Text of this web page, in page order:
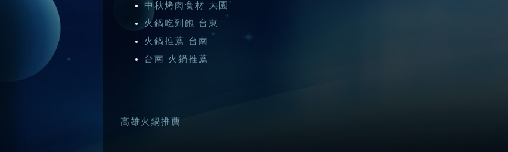
中秋烤肉食材 大園
火鍋吃到飽 台東
火鍋推薦 台南
台南 火鍋推薦
高雄火鍋推薦